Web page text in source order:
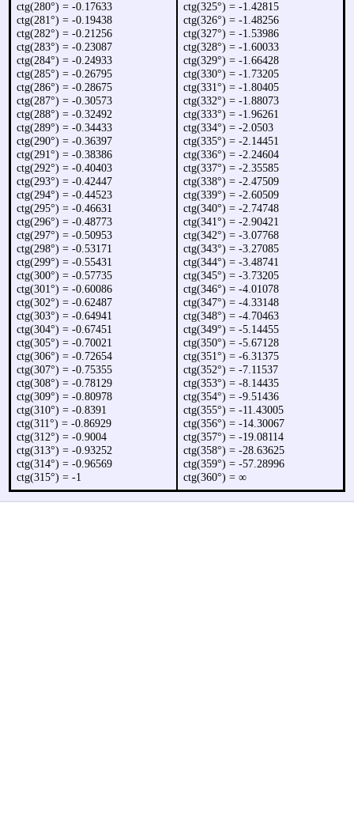
ctg(280°) = -0.17633
ctg(281°) = -0.19438
ctg(282°) = -0.21256
ctg(283°) = -0.23087
ctg(284°) = -0.24933
ctg(285°) = -0.26795
ctg(286°) = -0.28675
ctg(287°) = -0.30573
ctg(288°) = -0.32492
ctg(289°) = -0.34433
ctg(290°) = -0.36397
ctg(291°) = -0.38386
ctg(292°) = -0.40403
ctg(293°) = -0.42447
ctg(294°) = -0.44523
ctg(295°) = -0.46631
ctg(296°) = -0.48773
ctg(297°) = -0.50953
ctg(298°) = -0.53171
ctg(299°) = -0.55431
ctg(300°) = -0.57735
ctg(301°) = -0.60086
ctg(302°) = -0.62487
ctg(303°) = -0.64941
ctg(304°) = -0.67451
ctg(305°) = -0.70021
ctg(306°) = -0.72654
ctg(307°) = -0.75355
ctg(308°) = -0.78129
ctg(309°) = -0.80978
ctg(310°) = -0.8391
ctg(311°) = -0.86929
ctg(312°) = -0.9004
ctg(313°) = -0.93252
ctg(314°) = -0.96569
ctg(315°) = -1
ctg(325°) = -1.42815
ctg(326°) = -1.48256
ctg(327°) = -1.53986
ctg(328°) = -1.60033
ctg(329°) = -1.66428
ctg(330°) = -1.73205
ctg(331°) = -1.80405
ctg(332°) = -1.88073
ctg(333°) = -1.96261
ctg(334°) = -2.0503
ctg(335°) = -2.14451
ctg(336°) = -2.24604
ctg(337°) = -2.35585
ctg(338°) = -2.47509
ctg(339°) = -2.60509
ctg(340°) = -2.74748
ctg(341°) = -2.90421
ctg(342°) = -3.07768
ctg(343°) = -3.27085
ctg(344°) = -3.48741
ctg(345°) = -3.73205
ctg(346°) = -4.01078
ctg(347°) = -4.33148
ctg(348°) = -4.70463
ctg(349°) = -5.14455
ctg(350°) = -5.67128
ctg(351°) = -6.31375
ctg(352°) = -7.11537
ctg(353°) = -8.14435
ctg(354°) = -9.51436
ctg(355°) = -11.43005
ctg(356°) = -14.30067
ctg(357°) = -19.08114
ctg(358°) = -28.63625
ctg(359°) = -57.28996
ctg(360°) = ∞